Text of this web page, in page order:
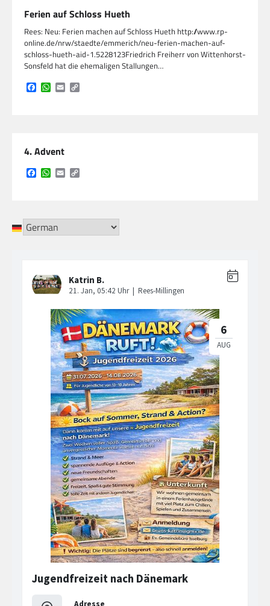
Ferien auf Schloss Hueth
Rees: Neu: Ferien machen auf Schloss Hueth http://www.rp-
online.de/nrw/staedte/emmerich/neu-ferien-machen-auf-
schloss-hueth-aid-1.5228123Friedrich Freiherr von Wittenhorst-
Sonsfeld hat die ehemaligen Stallungen…
Facebook
WhatsApp
Email
4. Advent
Facebook
WhatsApp
Email